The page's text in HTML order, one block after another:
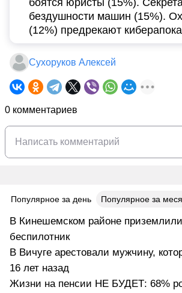
боятся юристы (15%).
бездушности машин (15%).
(12%) предрекают
Сухоруков Алексей
0 комментариев
Популярное за день Популярное за
В Кинешемском районе
беспилотник
В Вичуге арестовали мужчину,
16 лет назад
Жизни на пенсии НЕ БУДЕТ: 68%